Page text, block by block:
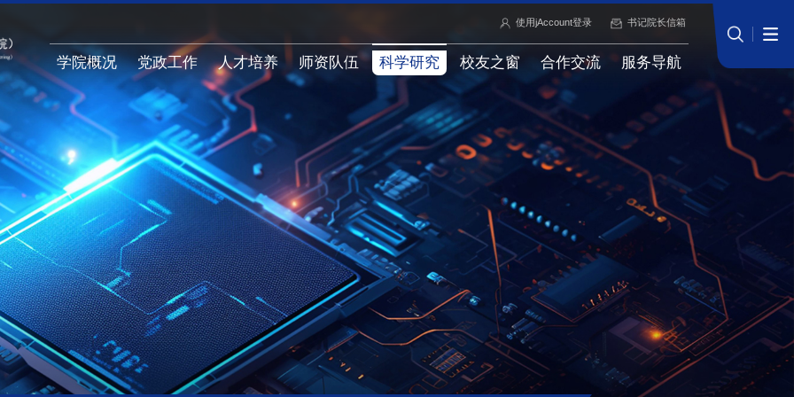
使用jAccount登录 书记院长信箱
学院概况 党政工作 人才培养 师资队伍 科学研究 校友之窗 合作交流 服务导航